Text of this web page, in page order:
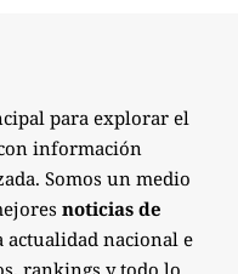
para explorar el
información
Somos un medio
noticias de
actualidad nacional e